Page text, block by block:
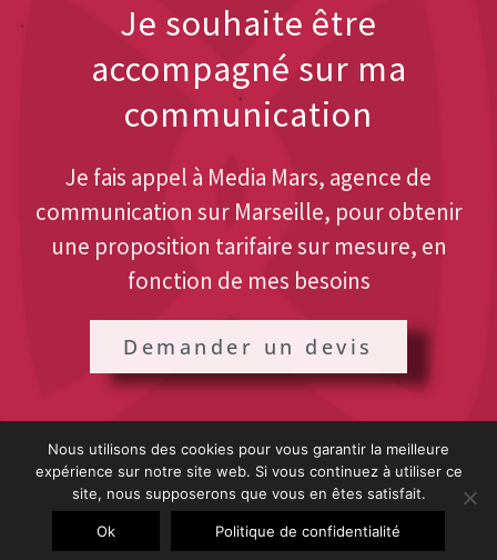
Je souhaite être
accompagné sur ma
communication
Je fais appel à Media Mars, agence de
communication sur Marseille, pour obtenir
une proposition tarifaire sur mesure, en
fonction de mes besoins
Demander un devis
© 2026 MEDIAMARS - Agence SEO Marseille
Nous utilisons des cookies pour vous garantir la meilleure
expérience sur notre site web. Si vous continuez à utiliser ce
site, nous supposerons que vous en êtes satisfait.
Ok Politique de confidentialité